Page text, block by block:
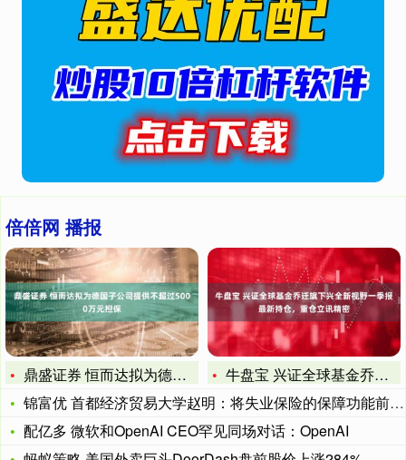
倍倍网 播报
鼎盛证券 恒而达拟为德国子公司提供不超过5000万元担保
牛盘宝 兴证全球基金乔迁旗下兴全新视野一季报最新持仓，重仓立
锦富优 首都经济贸易大学赵明：将失业保险的保障功能前置 能够
配亿多 微软和OpenAI CEO罕见同场对话：OpenAI